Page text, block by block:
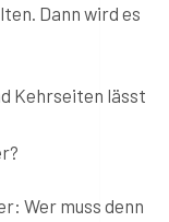
Dann wird es
Kehrseiten lässt
Wer muss denn